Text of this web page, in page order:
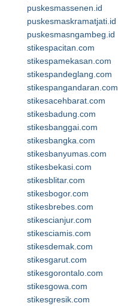
puskesmassenen.id
puskesmaskramatjati.id
puskesmasngambeg.id
stikespacitan.com
stikespamekasan.com
stikespandeglang.com
stikespangandaran.com
stikesacehbarat.com
stikesbadung.com
stikesbanggai.com
stikesbangka.com
stikesbanyumas.com
stikesbekasi.com
stikesblitar.com
stikesbogor.com
stikesbrebes.com
stikescianjur.com
stikesciamis.com
stikesdemak.com
stikesgarut.com
stikesgorontalo.com
stikesgowa.com
stikesgresik.com